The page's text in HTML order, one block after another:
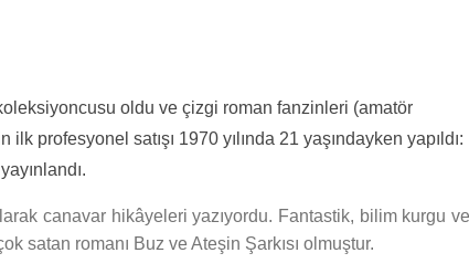
oldu ve çizgi roman fanzinleri (amatör
profesyonel satışı 1970 yılında 21 yaşındayken yapıldı:
canavar hikâyeleri yazıyordu. Fantastik, bilim kurgu ve
satan romanı Buz ve Ateşin Şarkısı olmuştur.